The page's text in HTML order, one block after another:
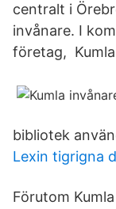
centralt i
invånare. I
företag,
bibliotek
Lexin tigrigna
Förutom